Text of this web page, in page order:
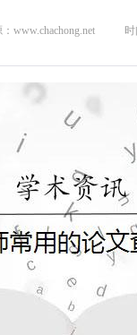
www.chachong.net